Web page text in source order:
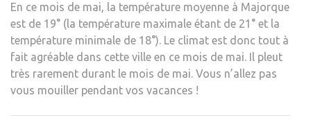
En ce mois de mai, la température moyenne à Majorque
est de 19° (la température maximale étant de 21° et la
température minimale de 18°). Le climat est donc tout à
fait agréable dans cette ville en ce mois de mai. Il pleut
très rarement durant le mois de mai. Vous n’allez pas
vous mouiller pendant vos vacances !